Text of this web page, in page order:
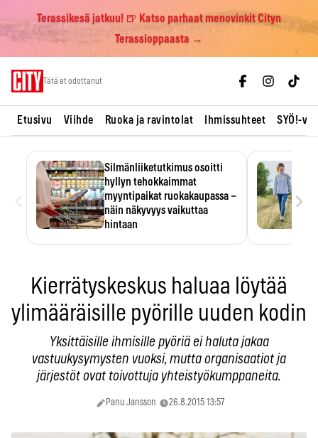
Terassikesä jatkuu! 🍺 Katso parhaat menovinkit Cityn
Terassioppaasta →
Tätä et odottanut
Etusivu Viihde Ruoka ja ravintolat Ihmissuhteet SYÖ!-
Silmänliiketutkimus osoitti
hyllyn tehokkaimmat
myyntipaikat ruokakaupassa –
näin näkyvyys vaikuttaa
hintaan
›
Kierrätyskeskus haluaa löytää
ylimääräisille pyörille uuden kodin
Yksittäisille ihmisille pyöriä ei haluta jakaa
vastuukysymysten vuoksi, mutta organisaatiot ja
järjestöt ovat toivottuja yhteistyökumppaneita.
Panu Jansson 26.8.2015 13:57